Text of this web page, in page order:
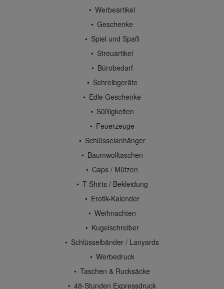
Werbeartikel
Geschenke
Spiel und Spaß
Streuartikel
Bürobedarf
Schreibgeräte
Edle Geschenke
Süßigkeiten
Feuerzeuge
Schlüsselanhänger
Baumwolltaschen
Caps / Mützen
T-Shirts / Bekleidung
Erotik-Kalender
Weihnachten
Kugelschreiber
Schlüsselbänder / Lanyards
Werbedruck
Taschen & Rucksäcke
48-Stunden Expressdruck